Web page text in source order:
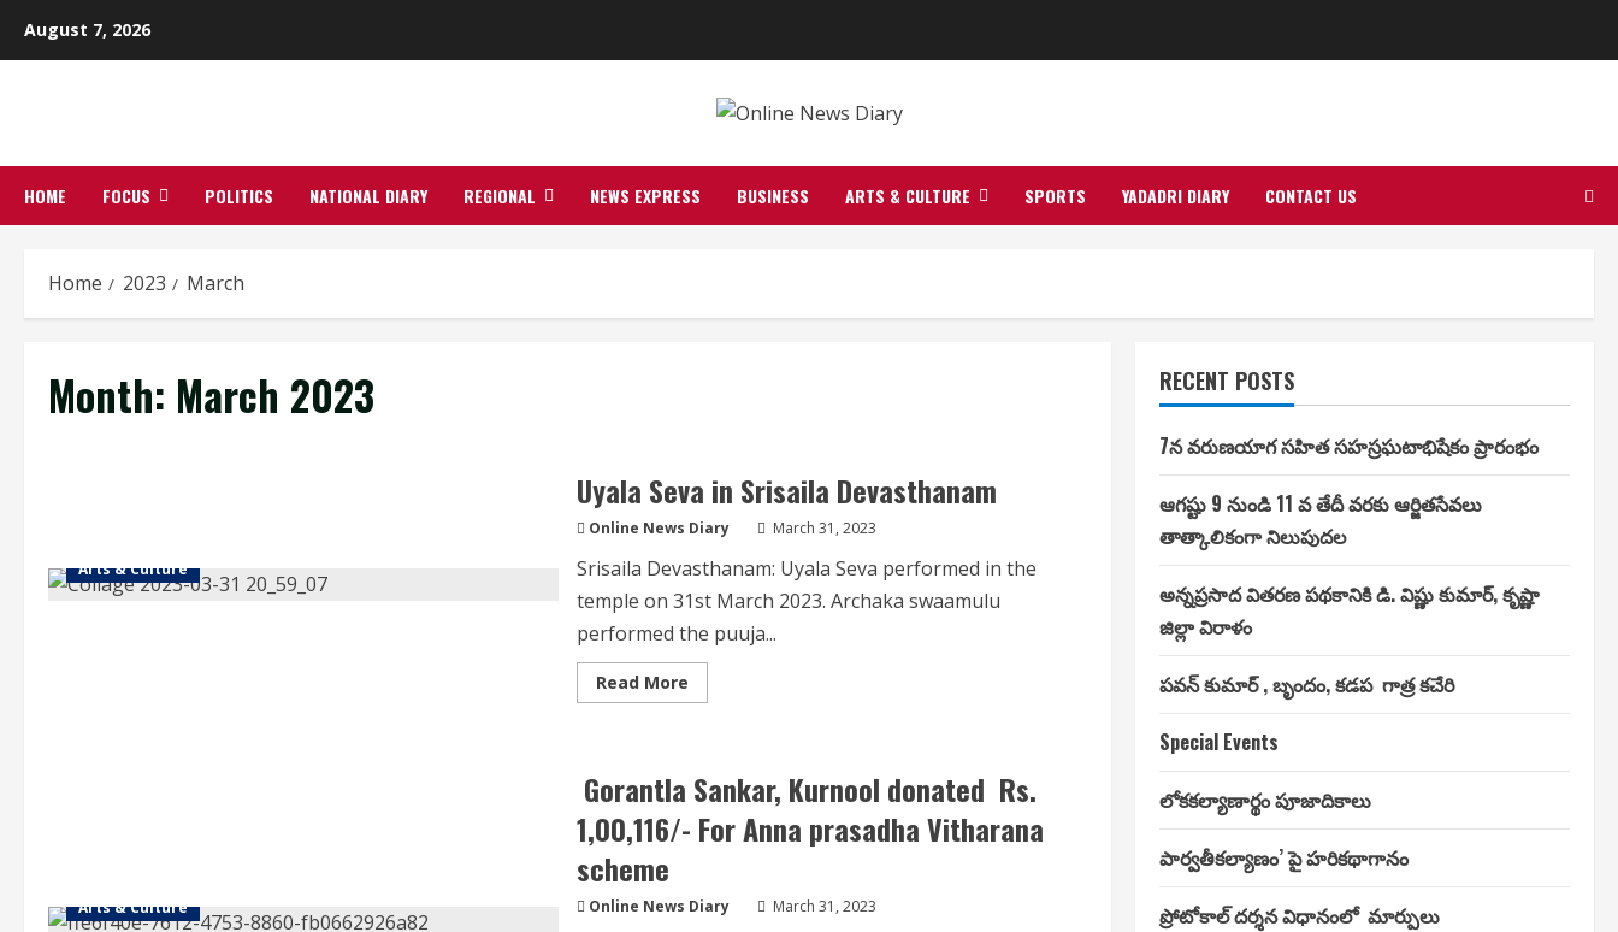
August 7, 2026
HOME FOCUS POLITICS NATIONAL DIARY REGIONAL NEWS EXPRESS BUSINESS ARTS & CULTURE SPORTS YADADRI DIARY CONTACT US
Home 2023 March
Month: March 2023
Arts & Culture
Uyala Seva in Srisaila Devasthanam
Online News Diary March 31, 2023
Srisaila Devasthanam: Uyala Seva performed in the
temple on 31st March 2023. Archaka swaamulu
performed the puuja...
Read MoreRead
more
Srisaila
Devasthanam
Arts & Culture
Gorantla Sankar, Kurnool donated Rs.
1,00,116/- For Anna prasadha Vitharana
scheme
Online News Diary March 31, 2023
RECENT POSTS
7న వరుణయాగ సహిత సహస్రఘటాభిషేకం ప్రారంభం
ఆగష్టు 9 నుండి 11 వ తేదీ వరకు ఆర్జితసేవలు
తాత్కాలికంగా నిలుపుదల
అన్నప్రసాద వితరణ పథకానికి డి. విష్ణు కుమార్, కృష్ణా
జిల్లా విరాళం
పవన్ కుమార్ , బృందం, కడప గాత్ర కచేరి
Special Events
లోకకల్యాణార్థం పూజాదికాలు
పార్వతీకల్యాణం’ పై హరికథాగానం
ప్రోటోకాల్ దర్శన విధానంలో మార్పులు